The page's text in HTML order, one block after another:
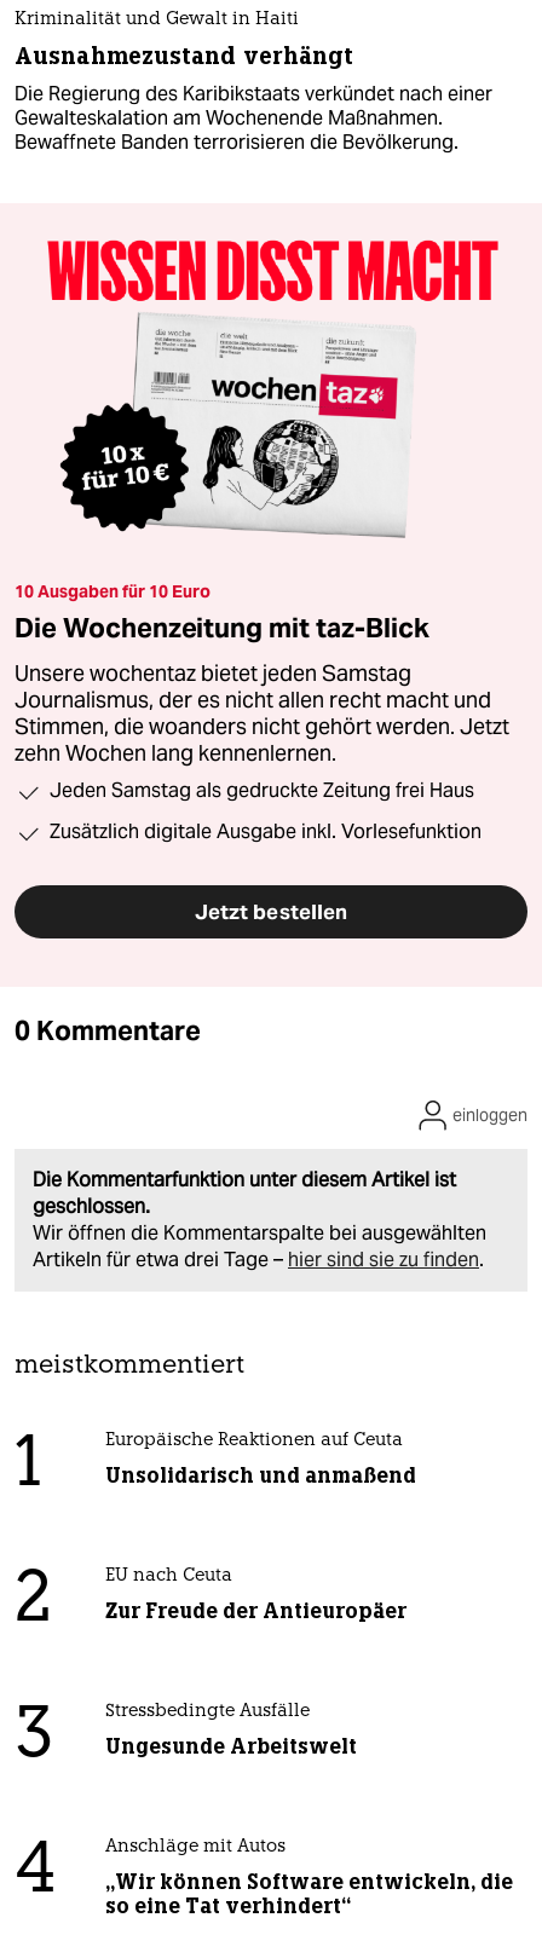
Kriminalität und Gewalt in Haiti
Ausnahmezustand verhängt
Die Regierung des Karibikstaats verkündet nach einer
Gewalteskalation am Wochenende Maßnahmen.
Bewaffnete Banden terrorisieren die Bevölkerung.
10 Ausgaben für 10 Euro
Die Wochenzeitung mit taz-Blick
Unsere wochentaz bietet jeden Samstag
Journalismus, der es nicht allen recht macht und
Stimmen, die woanders nicht gehört werden. Jetzt
zehn Wochen lang kennenlernen.
Jeden Samstag als gedruckte Zeitung frei Haus
Zusätzlich digitale Ausgabe inkl. Vorlesefunktion
Jetzt bestellen
0 Kommentare
Die Kommentarfunktion unter diesem Artikel ist
geschlossen.
Wir öffnen die Kommentarspalte bei ausgewählten
Artikeln für etwa drei Tage – hier sind sie zu finden.
einloggen
meistkommentiert
1 Europäische Reaktionen auf Ceuta
Unsolidarisch und anmaßend
2 EU nach Ceuta
Zur Freude der Antieuropäer
3 Stressbedingte Ausfälle
Ungesunde Arbeitswelt
4 Anschläge mit Autos
„Wir können Software entwickeln, die
so eine Tat verhindert“